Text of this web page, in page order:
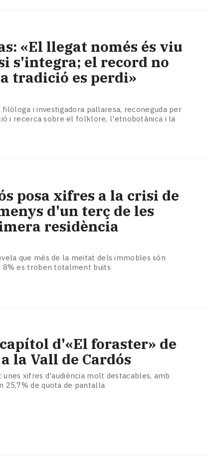
«El llegat només és viu
s'integra; el record no
tradició es perdi»
filòloga i investigadora pallaresa, reconeguda per
i recerca sobre el folklore, l'etnobotànica i la
posa xifres a la crisi de
d'un terç de les
residència
que més de la meitat dels immobles són
8% es troben totalment buits
d'«El foraster» de
la Vall de Cardós
xifres d'audiència molt destacables, amb
25,7% de quota de pantalla